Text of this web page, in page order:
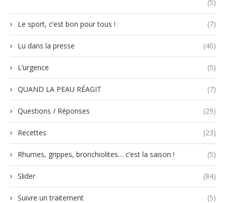
(5)
Le sport, c’est bon pour tous ! (7)
Lu dans la presse (40)
L’urgence (5)
QUAND LA PEAU RÉAGIT (7)
Questions / Réponses (29)
Recettes (23)
Rhumes, grippes, bronchiolites… c’est la saison ! (5)
Slider (84)
Suivre un traitement (5)